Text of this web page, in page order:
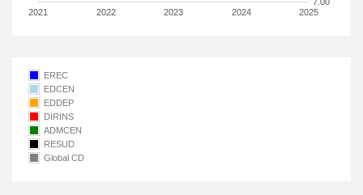
2021 2022 2023 2024 2025
EREC
EDCEN
EDDEP
DIRINS
ADMCEN
RESUD
Global CD